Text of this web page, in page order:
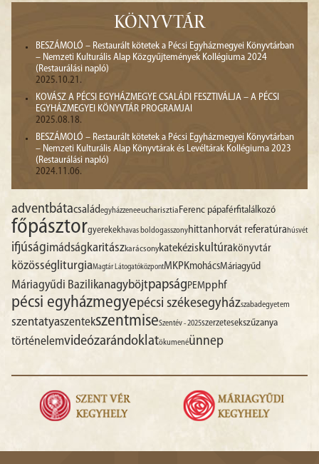
KÖNYVTÁR
BESZÁMOLÓ – Restaurált kötetek a Pécsi Egyházmegyei Könyvtárban
– Nemzeti Kulturális Alap Közgyűjtemények Kollégiuma 2024
(Restaurálási napló)
2025.10.21.
KOVÁSZ A PÉCSI EGYHÁZMEGYE CSALÁDI FESZTIVÁLJA – A PÉCSI
EGYHÁZMEGYEI KÖNYVTÁR PROGRAMJAI
2025.08.18.
BESZÁMOLÓ – Restaurált kötetek a Pécsi Egyházmegyei Könyvtárban
– Nemzeti Kulturális Alap Könyvtárak és Levéltárak Kollégiuma 2023
(Restaurálási napló)
2024.11.06.
adventbátacsaládegyházzeneeucharisztiaFerenc pápaférfitalálkozó
főpásztorgyerekekhavas boldogasszonyhittanhorvát referatúrahúsvét
ifjúságimádságkaritászkarácsonykatekéziskultúrakönyvtár
közösségliturgiaMagtár LátogatóközpontMKPKmohácsMáriagyűd
Máriagyűdi BazilikanagyböjtpapságPEMpphf
pécsi egyházmegyepécsi székesegyházszabadegyetem
szentatyaszentekszentmiseSzentév - 2025szerzetesekszűzanya
történelemvideózarándoklatökumenéünnep